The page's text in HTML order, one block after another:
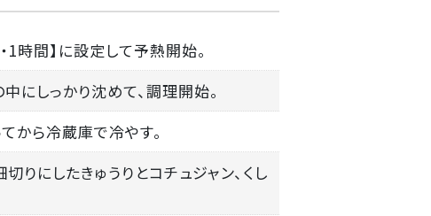
時間】に設定して予熱開始。
にしっかり沈めて、調理開始。
から冷蔵庫で冷やす。
りにしたきゅうりとコチュジャン、くし